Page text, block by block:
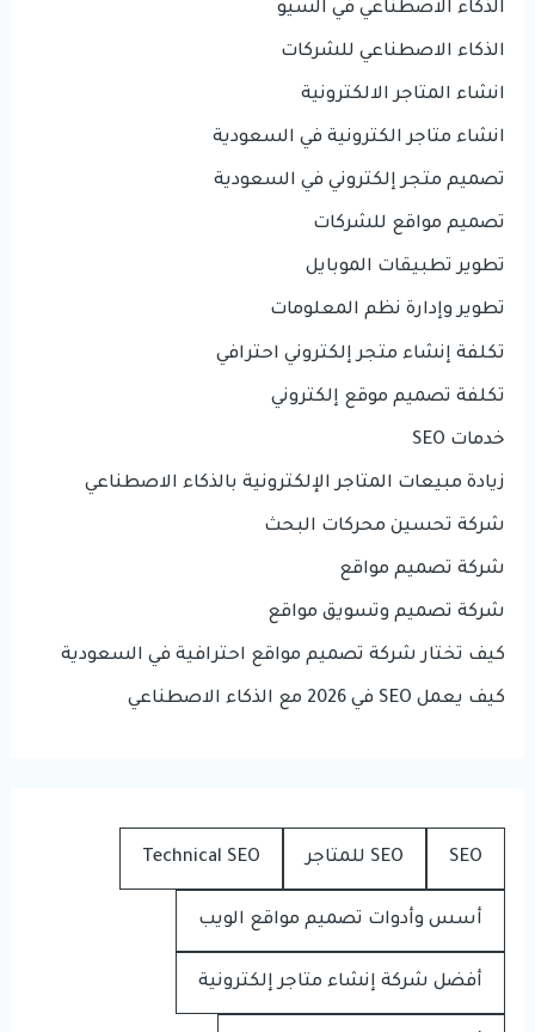
الذكاء الاصطناعي في السيو
الذكاء الاصطناعي للشركات
انشاء المتاجر الالكترونية
انشاء متاجر الكترونية في السعودية
تصميم متجر إلكتروني في السعودية
تصميم مواقع للشركات
تطوير تطبيقات الموبايل
تطوير وإدارة نظم المعلومات
تكلفة إنشاء متجر إلكتروني احترافي
تكلفة تصميم موقع إلكتروني
خدمات SEO
زيادة مبيعات المتاجر الإلكترونية بالذكاء الاصطناعي
شركة تحسين محركات البحث
شركة تصميم مواقع
شركة تصميم وتسويق مواقع
كيف تختار شركة تصميم مواقع احترافية في السعودية
كيف يعمل SEO في 2026 مع الذكاء الاصطناعي
SEO SEO للمتاجر Technical SEO
أسس وأدوات تصميم مواقع الويب
أفضل شركة إنشاء متاجر إلكترونية